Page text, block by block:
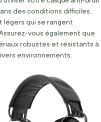
des conditions difficiles.
qui se rangent
vous également que
robustes et résistants à
environnements.